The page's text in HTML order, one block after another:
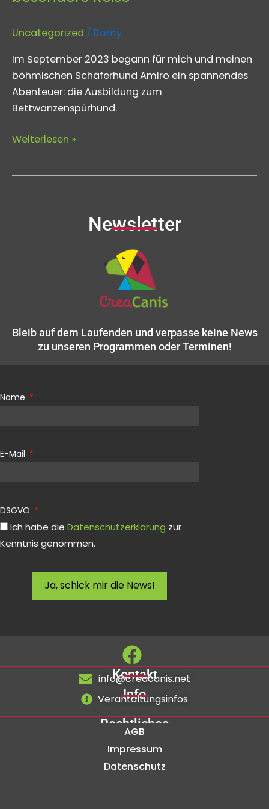
Uncategorized / Romy
Im September 2023 begann für mich und meinen
böhmischen Schäferhund Amiro ein spannendes
Abenteuer: die Ausbildung zum
Bettwanzenspürhund.
Weiterlesen »
Newsletter
Bleib auf dem Laufenden und verpasse keine News
zu unseren Programmen oder Terminen!
Name
E-Mail
DSGVO
Ich habe die Datenschutzerklärung zur
Kenntnis genommen.
Ja, schick mir die News!
Kontakt
info@creacanis.net
Info
Verantaltungsinfos
Rechtliches
AGB
Impressum
Datenschutz